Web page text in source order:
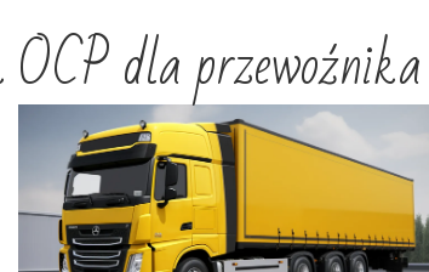
OCP dla przewoźnika